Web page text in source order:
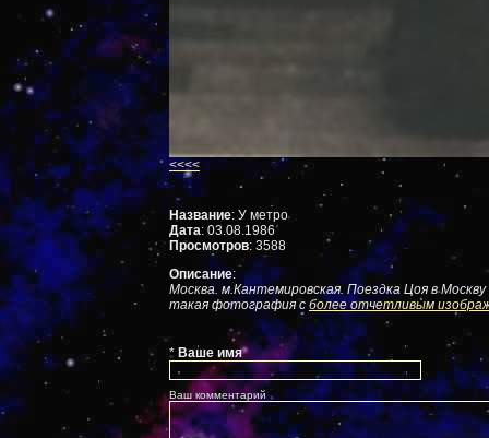
<<<<
Название: У метро
Дата: 03.08.1986
Просмотров: 3588
Описание:
Москва. м.Кантемировская. Поездка Цоя в
такая фотография с более отчетливым
* Ваше имя
Ваш комментарий